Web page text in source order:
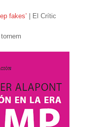
fakes’ | El Crític